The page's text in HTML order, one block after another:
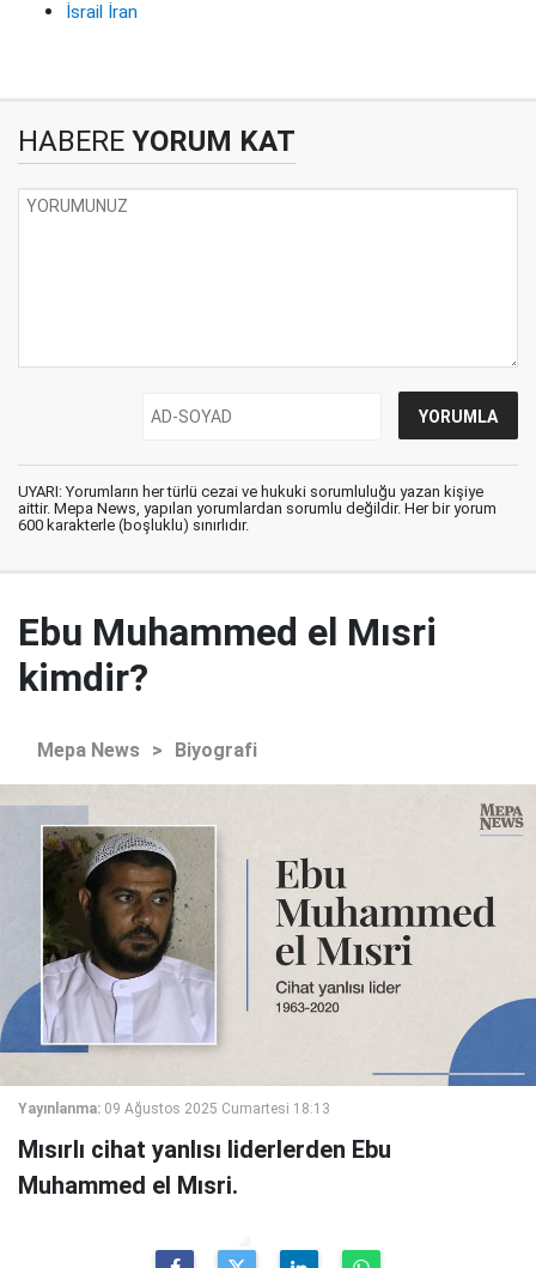
İsrail İran
HABERE YORUM KAT
UYARI: Yorumların her türlü cezai ve hukuki sorumluluğu yazan kişiye
aittir. Mepa News, yapılan yorumlardan sorumlu değildir. Her bir yorum
600 karakterle (boşluklu) sınırlıdır.
Ebu Muhammed el Mısri
kimdir?
Mepa News > Biyografi
Yayınlanma: 09 Ağustos 2025 Cumartesi 18:13
Mısırlı cihat yanlısı liderlerden Ebu
Muhammed el Mısri.